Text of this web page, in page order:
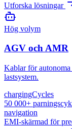
Utforska lösningar
Hög volym
AGV och AMR
Kablar för
lastsystem.
chargingCycles
50 000+
navigation
EMI-skärmad för